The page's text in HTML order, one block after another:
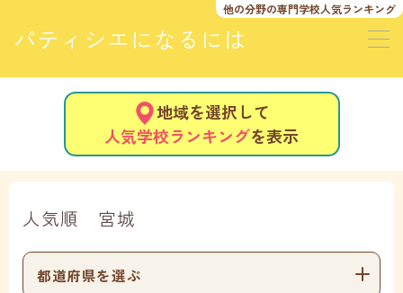
他の分野の専門学校人気ランキング
パティシエになるには
地域を選択して
人気学校ランキングを表示
人気順 宮城
都道府県を選ぶ